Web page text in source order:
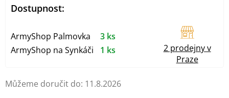
Můžeme doručit do: 11.8.2026
Dostupnost:
ArmyShop Palmovka
3 ks
ArmyShop na Synkáči
1 ks
2 prodejny v
Praze